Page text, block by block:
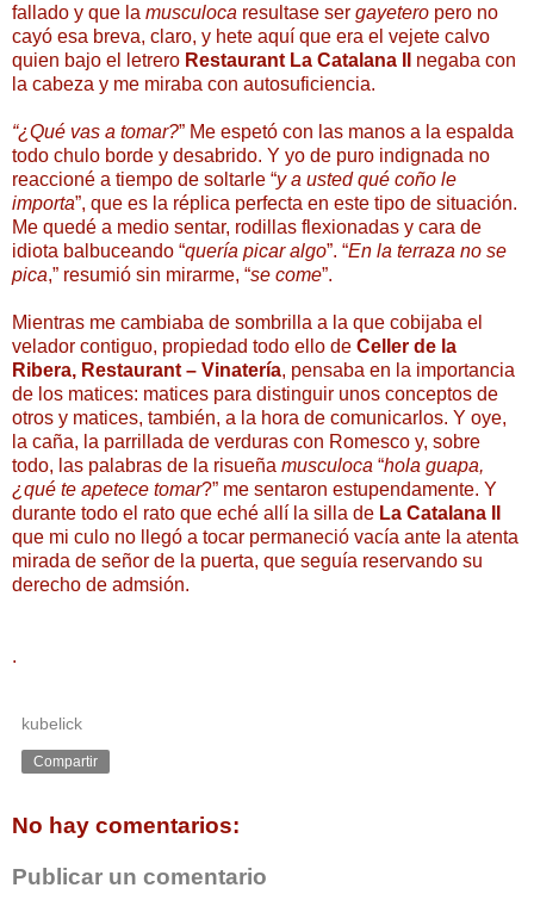
fallado y que la musculoca resultase ser gayetero pero no
cayó esa breva, claro, y hete aquí que era el vejete calvo
quien bajo el letrero Restaurant La Catalana II
negaba con
la cabeza y me miraba con autosuficiencia.
“¿Qué vas a tomar?” Me espetó con las manos a la espalda
todo chulo borde y desabrido. Y yo de puro indignada no
reaccioné a tiempo de soltarle “y a usted qué coño le
importa”, que es la réplica perfecta en este tipo de situación.
Me quedé a medio sentar, rodillas flexionadas y cara de
idiota balbuceando “quería picar algo”. “En la terraza no se
pica,” resumió sin mirarme, “se come”.
Mientras me cambiaba de sombrilla a la que cobijaba el
velador contiguo, propiedad todo ello de Celler de la
Ribera, Restaurant – Vinatería, pensaba en la importancia
de los matices: matices para distinguir unos conceptos de
otros y matices, también, a la hora de comunicarlos. Y oye,
la caña, la parrillada de verduras con Romesco y, sobre
todo, las palabras de la risueña musculoca “hola guapa,
¿qué te apetece tomar?” me sentaron estupendamente. Y
durante todo el rato que eché allí la silla de La Catalana II
que mi culo no llegó a tocar permaneció vacía ante la atenta
mirada de señor de la puerta, que seguía reservando su
derecho de admsión.
.
kubelick
Compartir
No hay comentarios:
Publicar un comentario